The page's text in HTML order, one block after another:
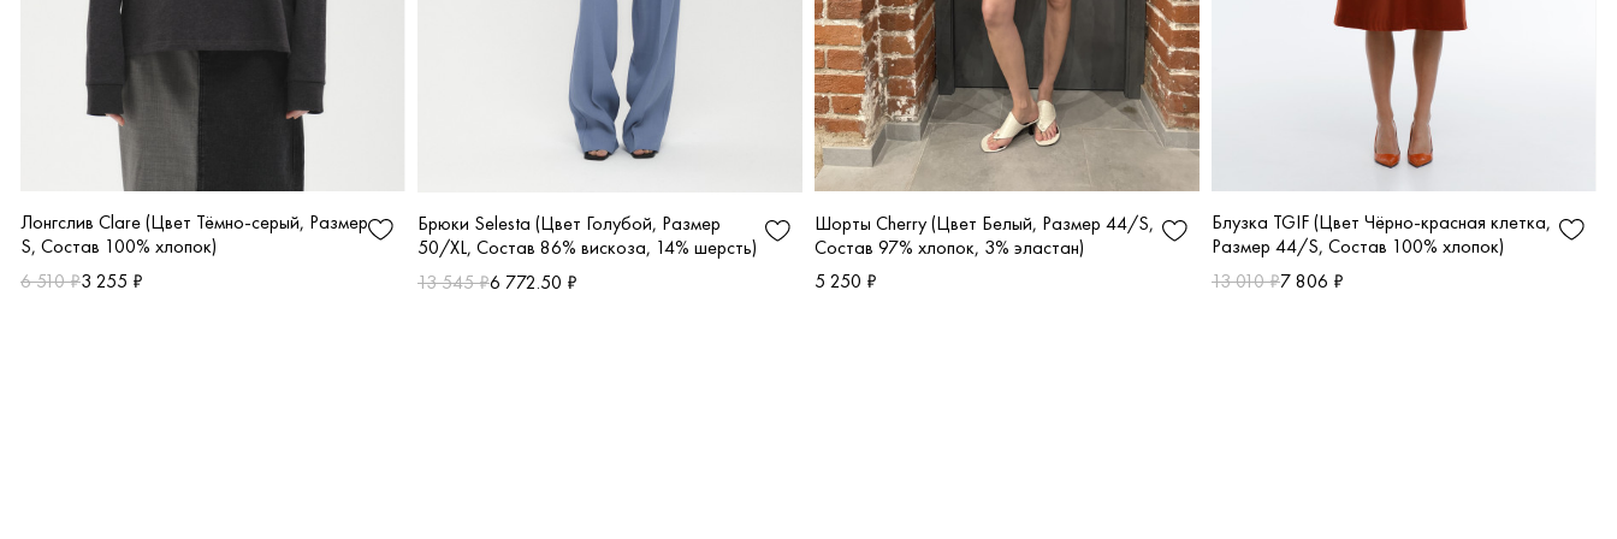
Лонгслив Clare (Цвет Тёмно-серый, Размер
S, Состав 100% хлопок)
6 510 ₽3 255 ₽
Брюки Selesta (Цвет Голубой, Размер
50/XL, Состав 86% вискоза, 14% шерсть)
13 545 ₽6 772.50 ₽
Шорты Cherry (Цвет Белый, Размер 44/S,
Состав 97% хлопок, 3% эластан)
5 250 ₽
Блузка TGIF (Цвет Чёрно-красная клетка,
Размер 44/S, Состав 100% хлопок)
13 010 ₽7 806 ₽